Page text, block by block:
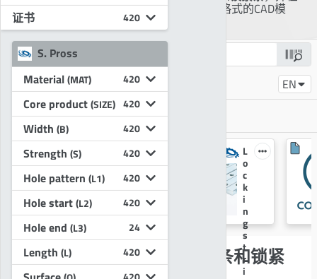
证书 420
S. Pross
Material(MAT) 420
Core product(SIZE) 420
Width (B) 420
Strength (S) 420
Hole pattern (L1) 420
Hole start(L2) 420
Hole end (L3) 24
Length (L) 420
3Dfindit上免费下载原始或中性格式的CAD模
添加目录搜索
EN
目录过滤器
所有市场
h
e
L
o
c
k
i
n
g
s
t
r
i
S. Pross有限公司：螺纹条和锁紧